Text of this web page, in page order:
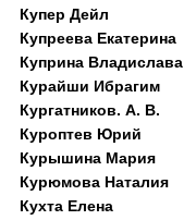
Купер Дейл
Купреева Екатерина
Куприна Владислава
Курайши Ибрагим
Кургатников. А. В.
Куроптев Юрий
Курышина Мария
Курюмова Наталия
Кухта Елена